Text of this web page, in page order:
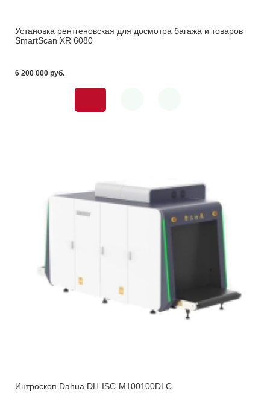
Установка рентгеновская для досмотра багажа и товаров
SmartScan XR 6080
6 200 000 pуб.
Интроскоп Dahua DH-ISC-M100100DLC